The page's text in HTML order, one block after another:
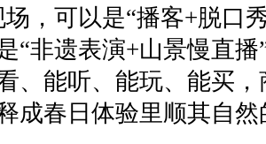
，可以是“播客+脱口
“非遗表演+山景慢直
、能听、能玩、能买
成春日体验里顺其自